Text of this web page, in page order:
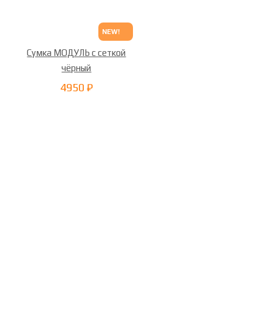
NEW!
Сумка МОДУЛЬ с сеткой
чёрный
4950 ₽